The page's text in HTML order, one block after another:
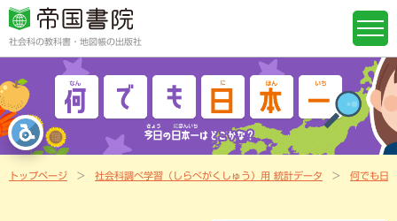
社会科の教科書・地図帳の出版社
トップページ 社会科調べ学習（しらべがくしゅう）用 統計データ 何でも日